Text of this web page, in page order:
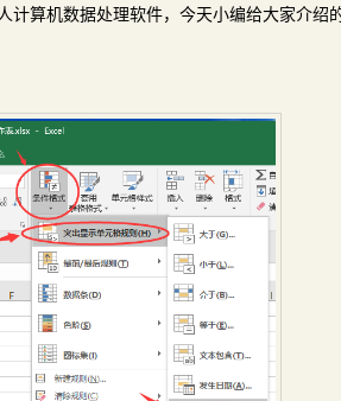
算机数据处理软件，今天小编给大家介绍